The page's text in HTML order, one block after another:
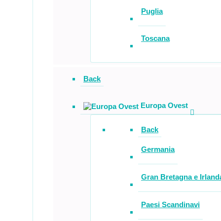
Puglia
Toscana
Back
Europa Ovest
Back
Germania
Gran Bretagna e
Paesi Scandinavi